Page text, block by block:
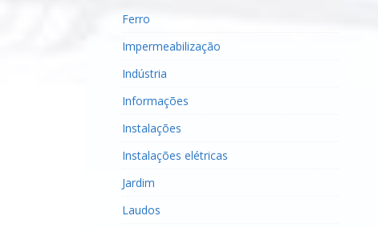
Ferro
Impermeabilização
Indústria
Informações
Instalações
Instalações elétricas
Jardim
Laudos